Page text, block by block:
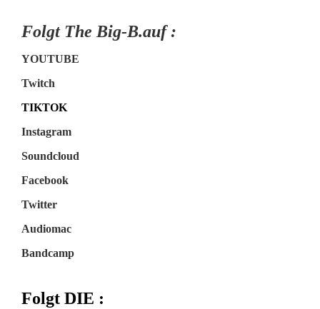
Folgt The Big-B.auf :
YOUTUBE
Twitch
TIKTOK
Instagram
Soundcloud
Facebook
Twitter
Audiomac
Bandcamp
Folgt DIE :